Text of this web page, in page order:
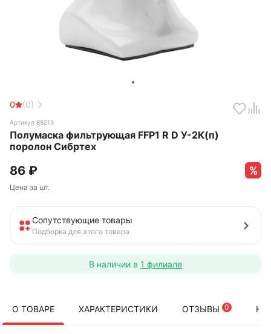
0 (0)
Артикул 89213
Полумаска фильтрующая FFP1 R D У-2К(п)
поролон Сибртех
86 ₽
Цена за шт.
Сопутствующие товары
Подборка для этого товара
В наличии в 1 филиале
О ТОВАРЕ ХАРАКТЕРИСТИКИ ОТЗЫВЫ 0